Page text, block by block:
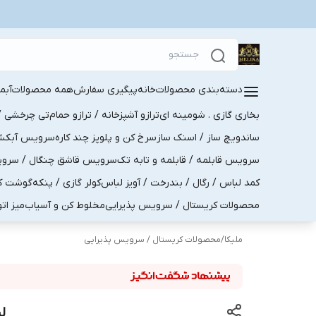
دسته‌بندی محصولاتخانهپیگیری سفارشهمه محصولات
بخاری گازی . شومینه ایترازو آشپزخانه / ترازو حمامتی چرخشی /
ساندویچ ساز / اسنک سازسرخ کن و پلوپز چند کارهسرویس آبکش
سرویس قابلمه / قابلمه و تابه تکسرویس قاشق چنگال /
کمد لباس / رگال / بندرخت / آویز لباسکولر گازی / پنکهگوشت
محصولات کریستال / سرویس پذیراییمخلوط کن و آسیابمیز
ملیکا/محصولات کریستال / سرویس پذیرایی